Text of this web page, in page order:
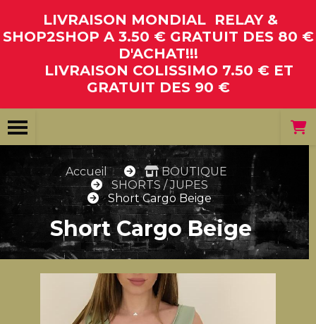
LIVRAISON MONDIAL RELAY &
SHOP2SHOP A 3.50 € GRATUIT DES 80 €
D'ACHAT!!!
LIVRAISON COLISSIMO 7.50 € ET
GRATUIT DES 90 €
Accueil
BOUTIQUE
SHORTS / JUPES
Short Cargo Beige
Short Cargo Beige